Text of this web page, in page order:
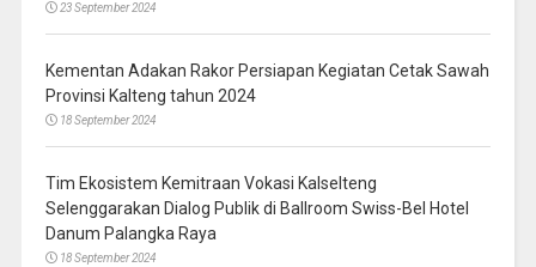
23 September 2024
Kementan Adakan Rakor Persiapan Kegiatan Cetak Sawah
Provinsi Kalteng tahun 2024
18 September 2024
Tim Ekosistem Kemitraan Vokasi Kalselteng
Selenggarakan Dialog Publik di Ballroom Swiss-Bel Hotel
Danum Palangka Raya
18 September 2024